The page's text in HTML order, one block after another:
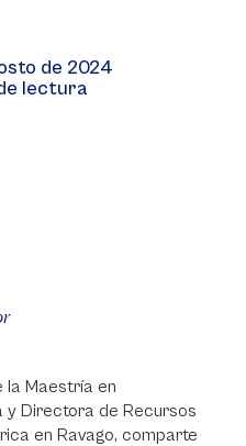
de 2024
lectura
la Maestría en
y Directora de Recursos
en Ravago, comparte